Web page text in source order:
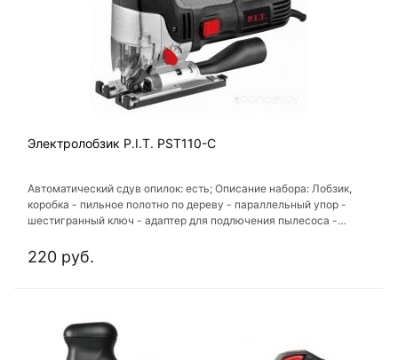
Электролобзик P.I.T. PST110-C
Автоматический сдув опилок: есть; Описание набора: Лобзик,
коробка - пильное полотно по дереву - параллельный упор -
шестигранный ключ - адаптер для подлючения пылесоса -
Регулировка оборотов: есть
220 руб.